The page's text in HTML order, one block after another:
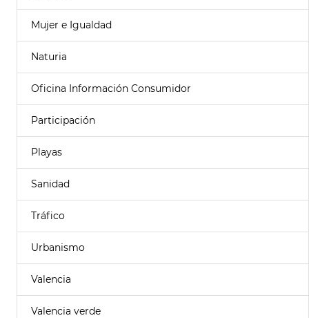
Mujer e Igualdad
Naturia
Oficina Información Consumidor
Participación
Playas
Sanidad
Tráfico
Urbanismo
Valencia
Valencia verde